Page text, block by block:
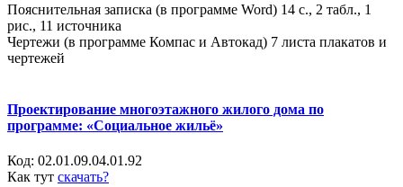
Пояснительная записка (в программе Word) 14 с., 2 табл., 1
рис., 11 источника
Чертежи (в программе Компас и Автокад) 7 листа плакатов и
чертежей
Проектирование многоэтажного жилого дома по
программе: «Социальное жильё»
Код: 02.01.09.04.01.92
Как тут скачать?